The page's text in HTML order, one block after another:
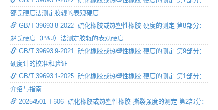
邵氏硬度法测定胶辊的表观硬度
GB/T 39693.8-2022 硫化橡胶或热塑性橡胶 硬度的测定 第8部分：
赵氏硬度（P&J）法测定胶辊的表观硬度
GB/T 39693.9-2021 硫化橡胶或热塑性橡胶 硬度的测定 第9部分：
硬度计的校准和验证
GB/T 39693.1-2025 硫化橡胶或热塑性橡胶 硬度的测定 第1部分：
介绍与指南
20254501-T-606 硫化橡胶或热塑性橡胶 撕裂强度的测定 第2部分：